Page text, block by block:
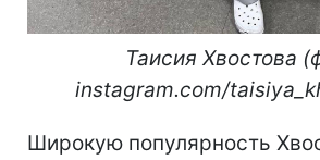
Таисия Хвостова
instagram.com/
Широкую популярность